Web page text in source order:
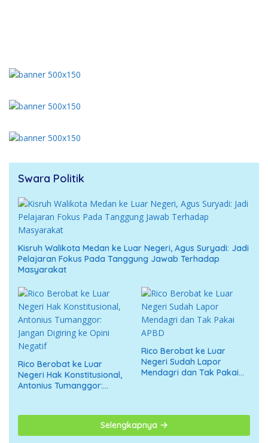
Swara Politik
Kisruh Walikota Medan ke Luar Negeri, Agus Suryadi: Jadi
Pelajaran Fokus Pada Tanggung Jawab Terhadap
Masyarakat
Rico Berobat ke Luar
Negeri Hak Konstitusional,
Antonius Tumanggor:
Rico Berobat ke Luar
Negeri Sudah Lapor
Mendagri dan Tak Pakai
Selengkapnya